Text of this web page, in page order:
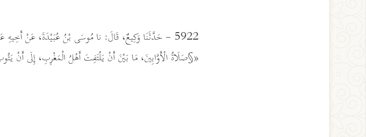
5922 - حَدَّثَنَا وَكِيعٌ، قَالَ: نا مُوسَى بْنُ عُبَيْدَةَ، عَنْ
«§صَلَاةُ الْأَوَّابِينَ، مَا بَيْنَ أَنْ يَلْتَفِتَ أَهْلُ الْمَغْرِبِ، إِلَى أَنْ